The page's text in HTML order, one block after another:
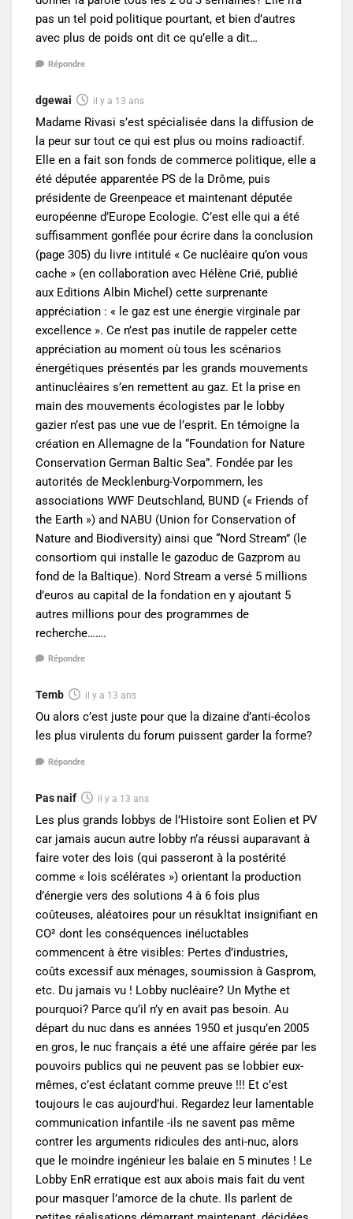
pas un tel poid politique pourtant, et bien d’autres
avec plus de poids ont dit ce qu’elle a dit…
Répondre
dgewai il y a 13 ans
Madame Rivasi s’est spécialisée dans la diffusion de
la peur sur tout ce qui est plus ou moins radioactif.
Elle en a fait son fonds de commerce politique, elle a
été députée apparentée PS de la Drôme, puis
présidente de Greenpeace et maintenant députée
européenne d’Europe Ecologie. C’est elle qui a été
suffisamment gonflée pour écrire dans la conclusion
(page 305) du livre intitulé « Ce nucléaire qu’on vous
cache » (en collaboration avec Hélène Crié, publié
aux Editions Albin Michel) cette surprenante
appréciation : « le gaz est une énergie virginale par
excellence ». Ce n’est pas inutile de rappeler cette
appréciation au moment où tous les scénarios
énergétiques présentés par les grands mouvements
antinucléaires s’en remettent au gaz. Et la prise en
main des mouvements écologistes par le lobby
gazier n’est pas une vue de l’esprit. En témoigne la
création en Allemagne de la “Foundation for Nature
Conservation German Baltic Sea”. Fondée par les
autorités de Mecklenburg-Vorpommern, les
associations WWF Deutschland, BUND (« Friends of
the Earth ») and NABU (Union for Conservation of
Nature and Biodiversity) ainsi que “Nord Stream” (le
consortiom qui installe le gazoduc de Gazprom au
fond de la Baltique). Nord Stream a versé 5 millions
d’euros au capital de la fondation en y ajoutant 5
autres millions pour des programmes de
recherche…….
Répondre
Temb il y a 13 ans
Ou alors c’est juste pour que la dizaine d’anti-écolos
les plus virulents du forum puissent garder la forme?
Répondre
Pas naif il y a 13 ans
Les plus grands lobbys de l’Histoire sont Eolien et PV
car jamais aucun autre lobby n’a réussi auparavant à
faire voter des lois (qui passeront à la postérité
comme « lois scélérates ») orientant la production
d’énergie vers des solutions 4 à 6 fois plus
coûteuses, aléatoires pour un résukltat insignifiant en
CO² dont les conséquences inéluctables
commencent à être visibles: Pertes d’industries,
coûts excessif aux ménages, soumission à Gasprom,
etc. Du jamais vu ! Lobby nucléaire? Un Mythe et
pourquoi? Parce qu’il n’y en avait pas besoin. Au
départ du nuc dans es années 1950 et jusqu’en 2005
en gros, le nuc français a été une affaire gérée par les
pouvoirs publics qui ne peuvent pas se lobbier eux-
mêmes, c’est éclatant comme preuve !!! Et c’est
toujours le cas aujourd’hui. Regardez leur lamentable
communication infantile -ils ne savent pas même
contrer les arguments ridicules des anti-nuc, alors
que le moindre ingénieur les balaie en 5 minutes ! Le
Lobby EnR erratique est aux abois mais fait du vent
pour masquer l’amorce de la chute. Ils parlent de